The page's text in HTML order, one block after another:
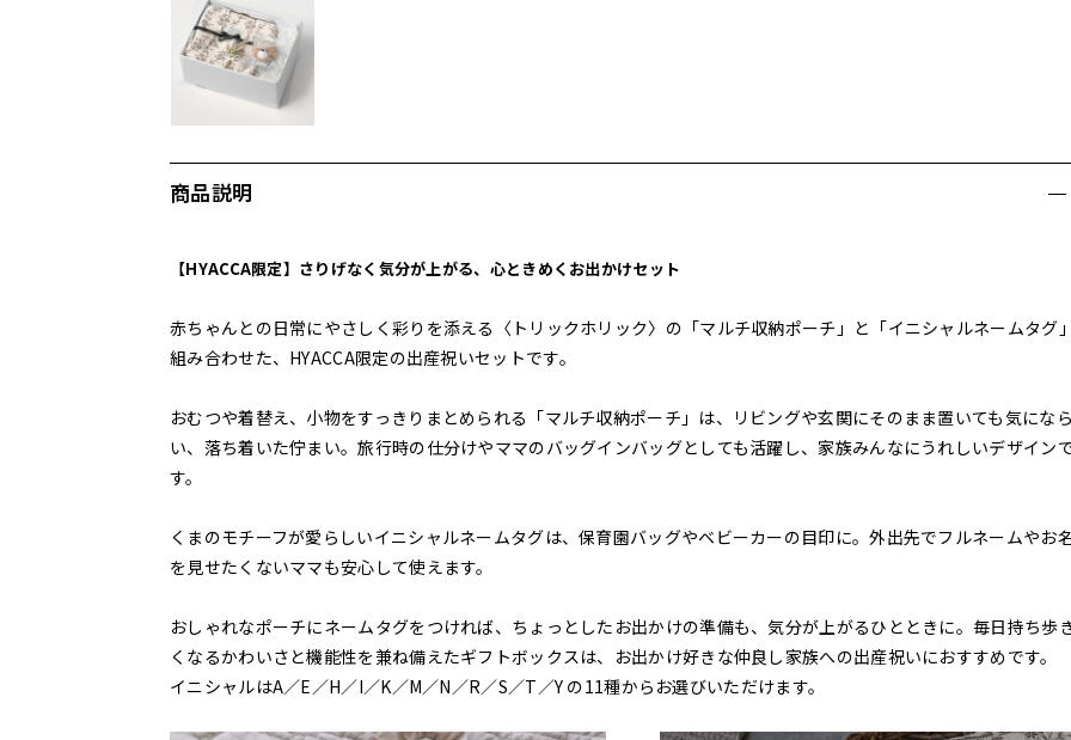
商品説明
【HYACCA限定】さりげなく気分が上がる、心ときめくお出かけセット
赤ちゃんとの日常にやさしく彩りを添える〈トリックホリック〉の「マルチ収納ポーチ」と「イニシャルネームタグ
組み合わせた、HYACCA限定の出産祝いセットです。
おむつや着替え、小物をすっきりまとめられる「マルチ収納ポーチ」は、リビングや玄関にそのまま置いても気にな
い、落ち着いた佇まい。旅行時の仕分けやママのバッグインバッグとしても活躍し、家族みんなにうれしいデザイン
す。
くまのモチーフが愛らしいイニシャルネームタグは、保育園バッグやベビーカーの目印に。外出先でフルネームやお
を見せたくないママも安心して使えます。
おしゃれなポーチにネームタグをつければ、ちょっとしたお出かけの準備も、気分が上がるひとときに。毎日持ち歩
くなるかわいさと機能性を兼ね備えたギフトボックスは、お出かけ好きな仲良し家族への出産祝いにおすすめです。
イニシャルはA／E／H／I／K／M／N／R／S／T／Y の11種からお選びいただけます。